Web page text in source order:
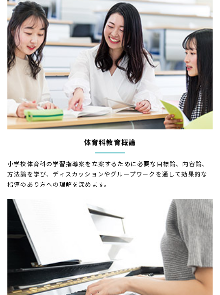
体育科教育概論
小学校体育科の学習指導案を立案するために必要な目標論、内容論、
方法論を学び、ディスカッションやグループワークを通して効果的な
指導のあり方への理解を深めます。